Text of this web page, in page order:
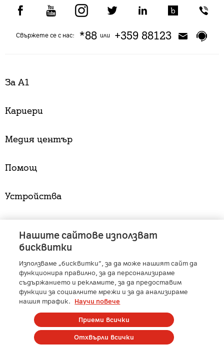
Свържете се с нас: *88или +359 88123
За А1
Кариери
Медия център
Помощ
Устройства
A1 Austria - A1 Croatia - A1 Serbia - A1 Belarus
A1 Bulgaria
- A1 Macedonia - A1 Slovenia
A1 Digital
- Member of A1 Group
Copyright © 2025 А1 България. | Protected by reCAPTCHA
Нашите сайтове използват
бисквитки
Използваме „бисквитки“, за да може нашият сайт да
функционира правилно, за да персонализираме
съдържанието и рекламите, за да предоставим
функции за социалните мрежи и за да анализираме
нашия трафик.
Научи повече
Отхвърли всички
Приеми всички